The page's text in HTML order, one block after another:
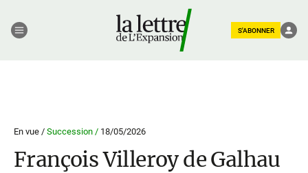
S'ABONNER
En vue / Succession / 18/05/2026
François Villeroy de Galhau